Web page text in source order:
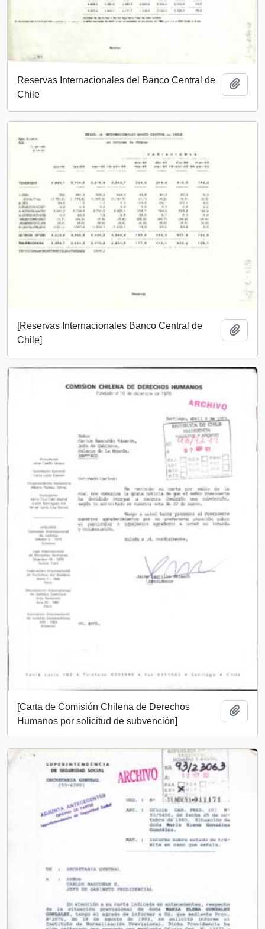
Reservas Internacionales del Banco Central de
Chile
[Reservas Internacionales Banco Central de
Chile]
[Carta de Comisión Chilena de Derechos
Humanos por solicitud de subvención]